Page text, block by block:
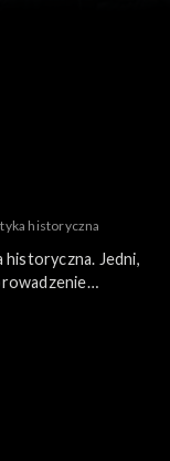
historyczna
historyczna. Jedni,
Wiesław
i Piotr